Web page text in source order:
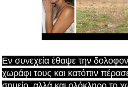
Εν συνεχεία έθαψε την
χωράφι τους και κατόπιν